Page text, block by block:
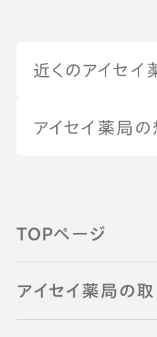
近くのアイセイ
アイセイ薬局の
TOPページ
アイセイ薬局の